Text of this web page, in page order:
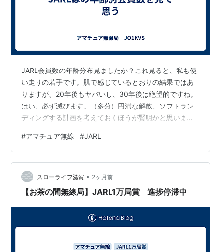
JARL会員数の年齢分布見ましたか？これ見ると、私も使
い走りの若手です。肌で感じているとおりの結果ではあ
りますが、20年後もヤバいし、30年後は絶望的ですね。
はい、必ず滅びます。（多分）円満な解散、ソフトラン
ディングする計画を考えておくほうが賢明かと思いま
い方向には変わらないでしょう。 今、ほとんどの会員に
とってJARLの加入意義（元が取れること）ってなんでし
ょうか。カードの転送です。間違いないですよね。でも
このサービスがダメ。一番のサービスメニューが最悪。
どうせ赤字ならここに予算を最大限に振らないとダメで
#アマチュア無線 #JARL
スローライフ滋賀 • 2ヶ月前
【お茶の間無線局】JARL1万局賞 進捗停滞中